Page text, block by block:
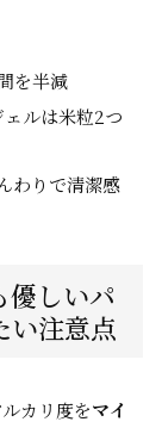
を半減
ルは米粒2つ
わりで清潔感
優しいパ
い注意点
カリ度をマイ